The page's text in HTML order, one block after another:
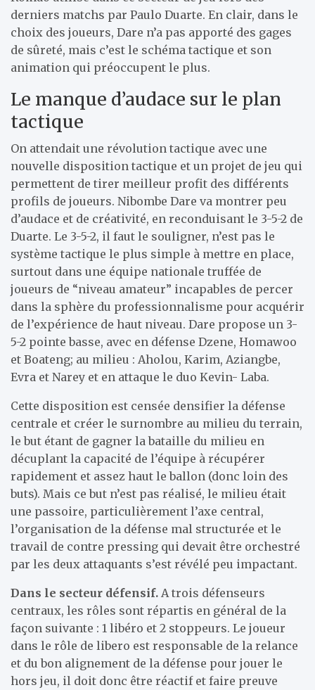
derniers matchs par Paulo Duarte. En clair, dans le
choix des joueurs, Dare n’a pas apporté des gages
de sûreté, mais c’est le schéma tactique et son
animation qui préoccupent le plus.
Le manque d’audace sur le plan
tactique
On attendait une révolution tactique avec une
nouvelle disposition tactique et un projet de jeu qui
permettent de tirer meilleur profit des différents
profils de joueurs. Nibombe Dare va montrer peu
d’audace et de créativité, en reconduisant le 3-5-2 de
Duarte. Le 3-5-2, il faut le souligner, n’est pas le
système tactique le plus simple à mettre en place,
surtout dans une équipe nationale truffée de
joueurs de “niveau amateur” incapables de percer
dans la sphère du professionnalisme pour acquérir
de l’expérience de haut niveau. Dare propose un 3-
5-2 pointe basse, avec en défense Dzene, Homawoo
et Boateng; au milieu : Aholou, Karim, Aziangbe,
Evra et Narey et en attaque le duo Kevin- Laba.
Cette disposition est censée densifier la défense
centrale et créer le surnombre au milieu du terrain,
le but étant de gagner la bataille du milieu en
décuplant la capacité de l’équipe à récupérer
rapidement et assez haut le ballon (donc loin des
buts). Mais ce but n’est pas réalisé, le milieu était
une passoire, particulièrement l’axe central,
l’organisation de la défense mal structurée et le
travail de contre pressing qui devait être orchestré
par les deux attaquants s’est révélé peu impactant.
Dans le secteur défensif. A trois défenseurs
centraux, les rôles sont répartis en général de la
façon suivante : 1 libéro et 2 stoppeurs. Le joueur
dans le rôle de libero est responsable de la relance
et du bon alignement de la défense pour jouer le
hors jeu, il doit donc être réactif et faire preuve